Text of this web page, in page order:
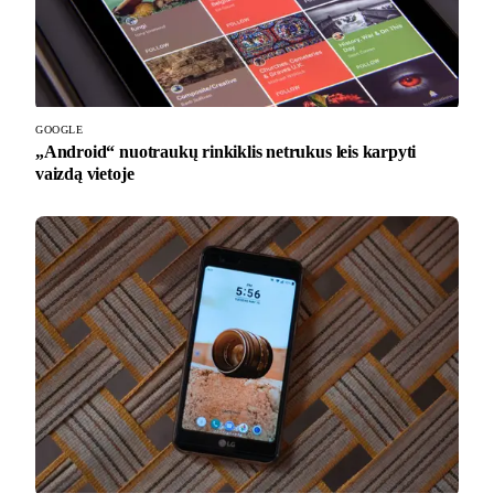
GOOGLE
„Android“ nuotraukų rinkiklis netrukus leis karpyti
vaizdą vietoje